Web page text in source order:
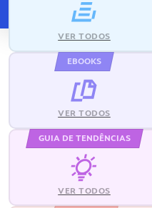
VER TODOS
EBOOKS
VER TODOS
GUIA DE TENDÊNCIAS
VER TODOS